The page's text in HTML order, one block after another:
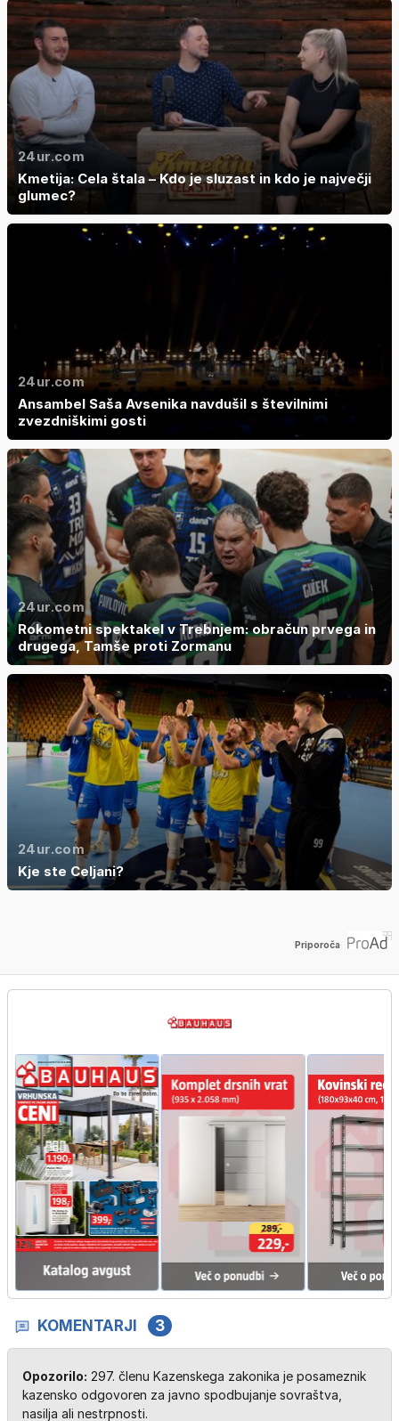
24ur.com
Kmetija: Cela štala – Kdo je sluzast in kdo je največji
glumec?
24ur.com
Ansambel Saša Avsenika navdušil s številnimi
zvezdniškimi gosti
24ur.com
Rokometni spektakel v Trebnjem: obračun prvega in
drugega, Tamše proti Zormanu
24ur.com
Kje ste Celjani?
Priporoča
KOMENTARJI 3
Opozorilo: 297. členu Kazenskega zakonika je posameznik
kazensko odgovoren za javno spodbujanje sovraštva,
nasilja ali nestrpnosti.